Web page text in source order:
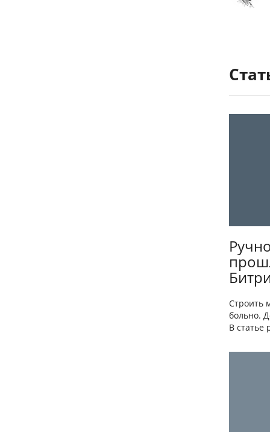
Строить
больно.
В статье